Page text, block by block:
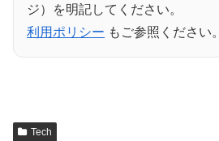
ジ）を明記してください。
利用ポリシー もご参照ください。
Tech